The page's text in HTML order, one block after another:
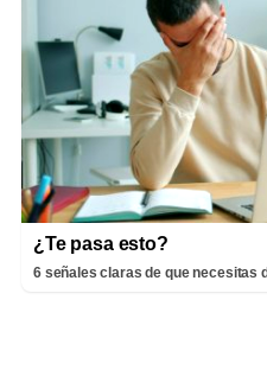
¿Te pasa esto?
6 señales claras de que necesitas